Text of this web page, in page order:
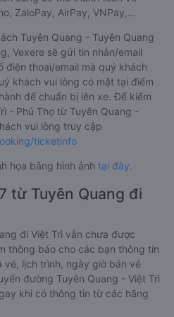
ZaloPay, AirPay, VNPay,…
Tuyên Quang - Tuyên Quang
Vexere sẽ gửi tin nhắn/email
điện thoại/email mà quý khách
khách vui lòng có mặt tại điểm
để chuẩn bị lên xe. Để kiểm
- Phú Thọ từ Tuyên Quang -
vui lòng truy cập
ticketinfo
họa bằng hình ảnh tại đây.
từ Tuyên Quang đi
đi Việt Trì vẫn chưa được
thông báo cho các bạn thông tin
vé, lịch trình, ngày giờ bán vé
đường Tuyên Quang - Việt Trì
khi có thông tin từ các hãng